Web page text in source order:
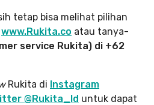
tetap bisa melihat pilihan
www.Rukita.co atau tanya-
service Rukita) di +62
Rukita di Instagram
@Rukita_Id untuk dapat